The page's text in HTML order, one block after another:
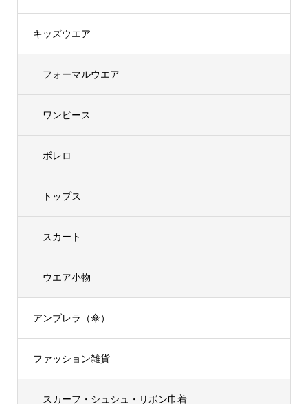
キッズウエア
フォーマルウエア
ワンピース
ボレロ
トップス
スカート
ウエア小物
アンブレラ（傘）
ファッション雑貨
スカーフ・シュシュ・リボン巾着